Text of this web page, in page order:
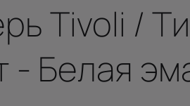
Tivoli /
Белая